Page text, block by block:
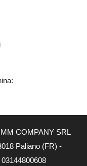
COMPANY SRL
Paliano (FR) -